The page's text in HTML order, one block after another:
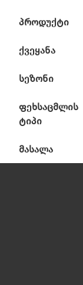
პროდუქტი
ქვეყანა
სეზონი
ფეხსაცმლის
ტიპი
მასალა